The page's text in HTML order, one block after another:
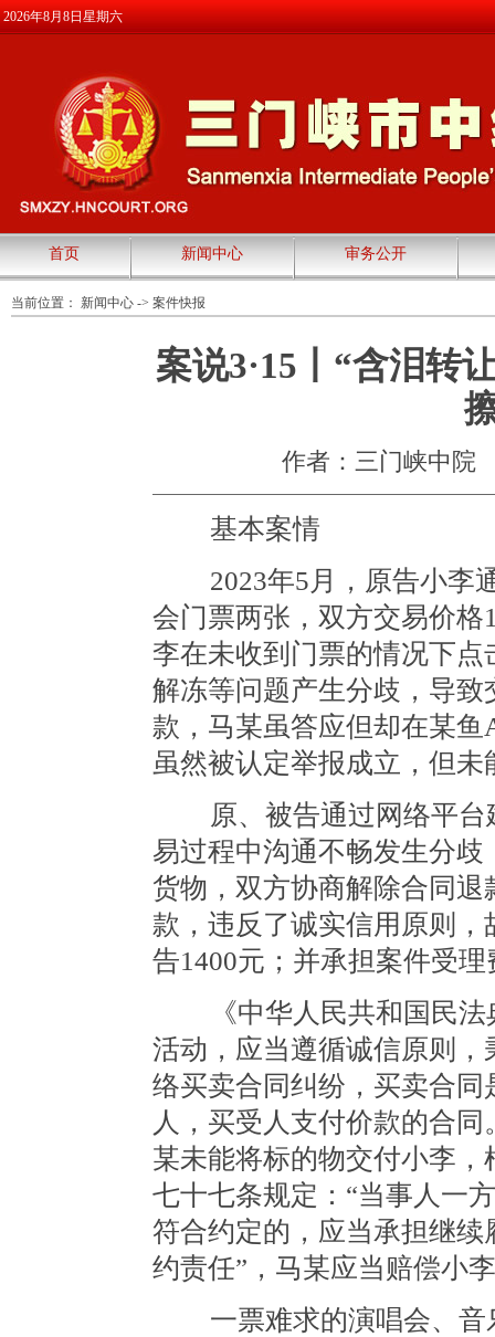
2026年8月8日星期六
首页 新闻中心 审务公开
当前位置： 新闻中心 -> 案件快报
案说3·15丨“含泪转
作者：三门峡中院
基本案情
2023年5月，原告小李通
会门票两张，双方交易价
李在未收到门票的情况下
解冻等问题产生分歧，导
款，马某虽答应但却在某
虽然被认定举报成立，但
原、被告通过网络平台
易过程中沟通不畅发生分
货物，双方协商解除合同
款，违反了诚实信用原则
告1400元；并承担案件受理
《中华人民共和国民法
活动，应当遵循诚信原则
络买卖合同纠纷，买卖合
人，买受人支付价款的合
某未能将标的物交付小李
七十七条规定：“当事人一
符合约定的，应当承担继
约责任”，马某应当赔偿小
一票难求的演唱会、音